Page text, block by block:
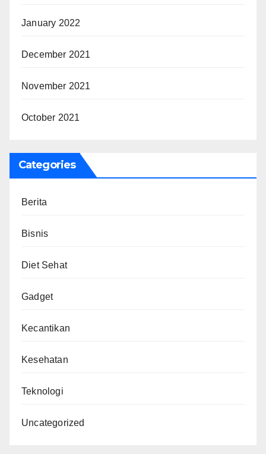
January 2022
December 2021
November 2021
October 2021
Categories
Berita
Bisnis
Diet Sehat
Gadget
Kecantikan
Kesehatan
Teknologi
Uncategorized